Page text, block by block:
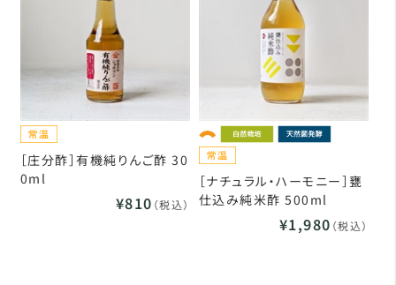
［庄分酢］有機純りんご酢 30
0ml
¥810 （税込）
［ナチュラル・ハーモニー］甕
仕込み純米酢 500ml
¥1,980 （税込）